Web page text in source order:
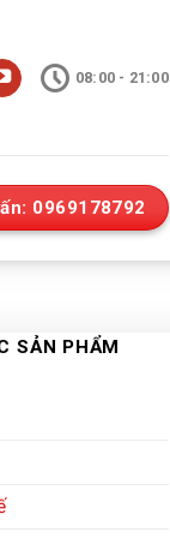
08:00 - 21:00
0969178792
SẢN PHẨM